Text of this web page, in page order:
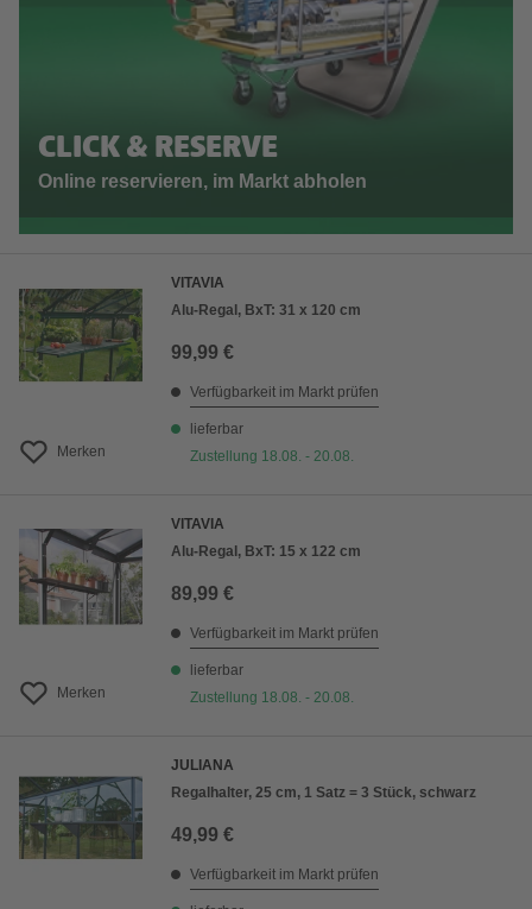
CLICK & RESERVE
Online reservieren, im Markt abholen
Merken
VITAVIA
Alu-Regal, BxT: 31 x 120 cm
99,99 €
Verfügbarkeit im Markt prüfen
lieferbar
Zustellung 18.08. - 20.08.
Merken
VITAVIA
Alu-Regal, BxT: 15 x 122 cm
89,99 €
Verfügbarkeit im Markt prüfen
lieferbar
Zustellung 18.08. - 20.08.
JULIANA
Regalhalter, 25 cm, 1 Satz = 3 Stück, schwarz
49,99 €
Verfügbarkeit im Markt prüfen